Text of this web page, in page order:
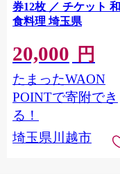
券12枚 ／ チケット 和
食料理 埼玉県
20,000 円
たまったWAON
POINTで寄附でき
る！
埼玉県川越市